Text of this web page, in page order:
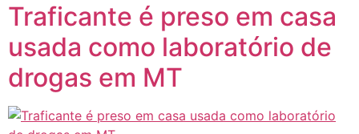
Traficante é preso em casa
usada como laboratório de
drogas em MT